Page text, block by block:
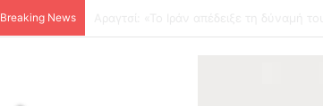
Breaking News